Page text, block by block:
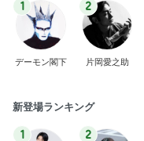
1
デーモン閣下
2
片岡愛之助
新登場ランキング
1 2